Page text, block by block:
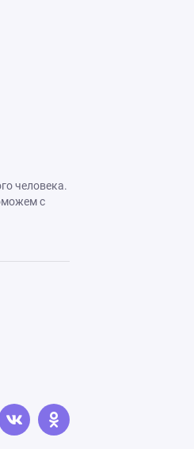
человека.
с